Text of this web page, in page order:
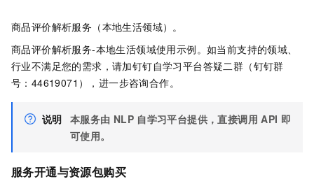
商品评价解析服务（本地生活领域）。
商品评价解析服务-本地生活领域使用示例。如当前支持的领域、
行业不满足您的需求，请加钉钉自学习平台答疑二群（钉钉群
号：44619071），进一步咨询合作。
说明 本服务由 NLP 自学习平台提供，直接调用 API 即
可使用。
服务开通与资源包购买